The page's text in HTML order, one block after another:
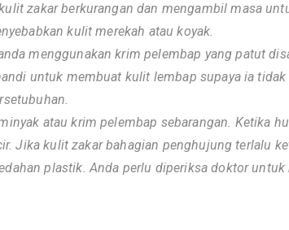
zakar berkurangan dan mengambil masa
kulit merekah atau koyak.
menggunakan krim pelembap yang patut
untuk membuat kulit lembap supaya ia tidak
atau krim pelembap sebarangan. Ketika
Jika kulit zakar bahagian penghujung terlalu
plastik. Anda perlu diperiksa doktor